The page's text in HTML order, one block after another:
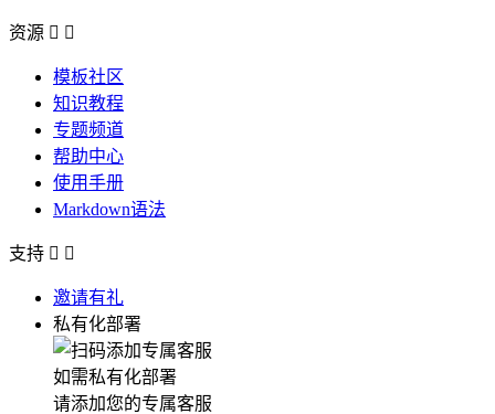
资源  
模板社区
知识教程
专题频道
帮助中心
使用手册
Markdown语法
支持  
邀请有礼
私有化部署
如需私有化部署
请添加您的专属客服